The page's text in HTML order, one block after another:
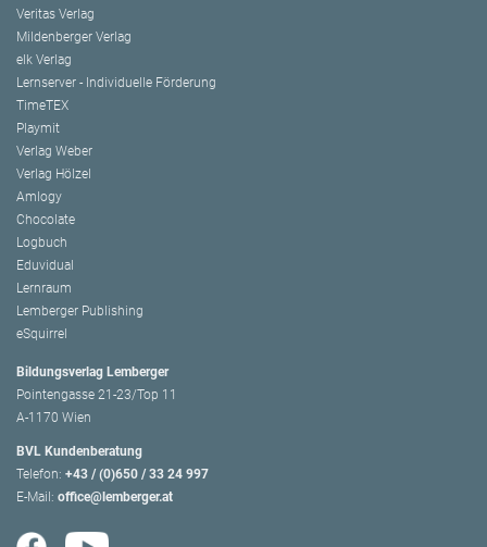
Veritas Verlag
Mildenberger Verlag
elk Verlag
Lernserver - Individuelle Förderung
TimeTEX
Playmit
Verlag Weber
Verlag Hölzel
Amlogy
Chocolate
Logbuch
Eduvidual
Lernraum
Lemberger Publishing
eSquirrel
Bildungsverlag Lemberger
Pointengasse 21-23/Top 11
A-1170 Wien
BVL Kundenberatung
Telefon: +43 / (0)650 / 33 24 997
E-Mail: office@lemberger.at